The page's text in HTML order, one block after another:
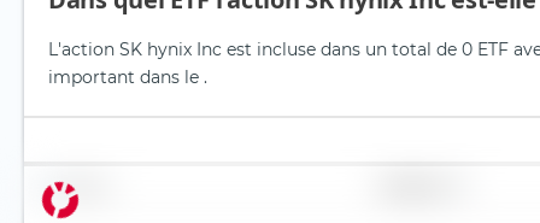
L'action SK hynix Inc est incluse dans un total de 0 ETF
important dans le .
Nom